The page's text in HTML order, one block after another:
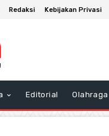
Redaksi Kebijakan Privasi
Editorial Olahraga